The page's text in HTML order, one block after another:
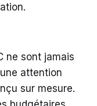
ne sont jamais
attention
sur mesure.